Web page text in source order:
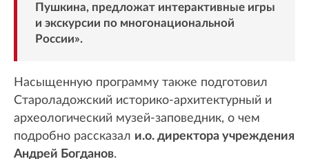
Пушкина, предложат интерактивные игры
и экскурсии по многонациональной
России».
Насыщенную программу также подготовил
Староладожский историко-архитектурный и
археологический музей-заповедник, о чем
подробно рассказал и.о. директора учреждения
Андрей Богданов.